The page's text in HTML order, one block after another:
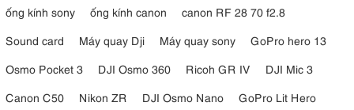
ống kính sony
ống kính canon
canon RF 28 70 f2.8
Sound card
Máy quay Dji Máy quay sony
GoPro hero 13
Osmo Pocket 3
DJI Osmo 360 Ricoh GR IV
DJI Mic 3
Canon C50
Nikon ZR DJI Osmo Nano
GoPro Lit Hero